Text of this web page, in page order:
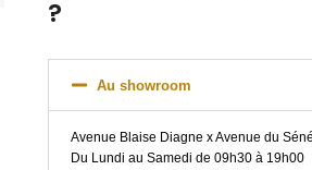
?
Au showroom
Avenue Blaise Diagne x Avenue du
Du Lundi au Samedi de 09h30 à 19h00